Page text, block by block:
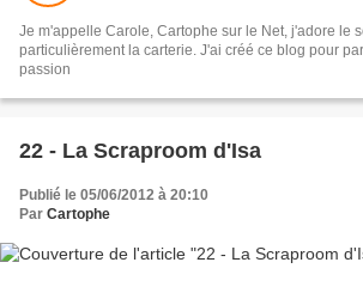
Je m'appelle Carole, Cartophe sur le Net, j'adore le
particulièrement la carterie. J'ai créé ce blog pour
passion
22 - La Scraproom d'Isa
Publié le 05/06/2012 à 20:10
Par Cartophe